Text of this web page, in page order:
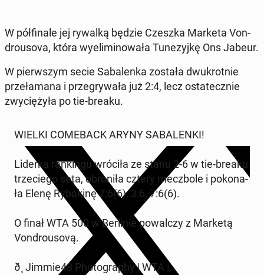
W pół­fi­na­le jej rywalką będzie Czeszka Marketa Von­
dro­uso­va, która wy­eli­mi­no­wa­ła Tu­ne­zyj­kę Ons Jabeur.
W pierw­szym secie Sa­ba­len­ka została dwu­krot­nie
prze­ła­ma­na i prze­gry­wa­ła już 2:4, lecz osta­tecz­nie
zwy­cię­ży­ła po tie-breaku.
WIELKI CO­ME­BACK ARYNY SA­BA­LEN­KI!
Liderka ran­kin­gu wróciła ze stanu 2-6 w tie-breaku
trze­cie­go seta, obro­ni­ła cztery mecz­bo­le i po­ko­na­
ła Elenę Ry­ba­ki­nę 7:6(6), 3:6, 7:6(6).
O finał WTA 500 w Ber­li­nie po­wal­czy z Marketą
Von­dro­uso­vą.
ð¸ Jimmie48 Pho­to­gra­phy | WTA |…